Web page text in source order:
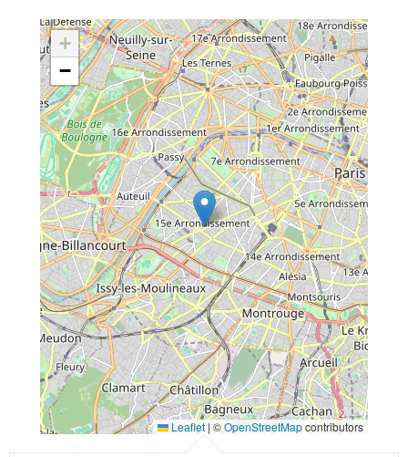
+
−
Leaflet | ©OpenStreetMapcontributors